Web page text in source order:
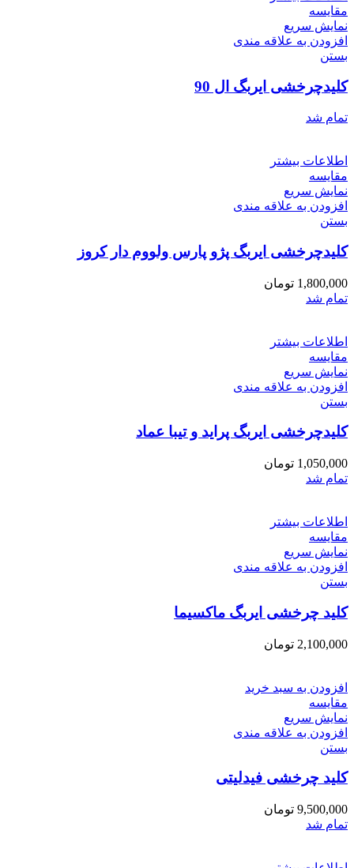
مقایسه
نمایش سریع
افزودن به علاقه مندی
بستن
کلیدچرخشی ایربگ ال 90
تمام شد
اطلاعات بیشتر
مقایسه
نمایش سریع
افزودن به علاقه مندی
بستن
کلیدچرخشی ایربگ پژو پارس ولووم دار کروز
1,800,000 تومان
تمام شد
اطلاعات بیشتر
مقایسه
نمایش سریع
افزودن به علاقه مندی
بستن
کلیدچرخشی ایربگ پراید و تیبا عماد
1,050,000 تومان
تمام شد
اطلاعات بیشتر
مقایسه
نمایش سریع
افزودن به علاقه مندی
بستن
کلید چرخشی ایربگ ماکسیما
2,100,000 تومان
افزودن به سبد خرید
مقایسه
نمایش سریع
افزودن به علاقه مندی
بستن
کلید چرخشی فیدلیتی
9,500,000 تومان
تمام شد